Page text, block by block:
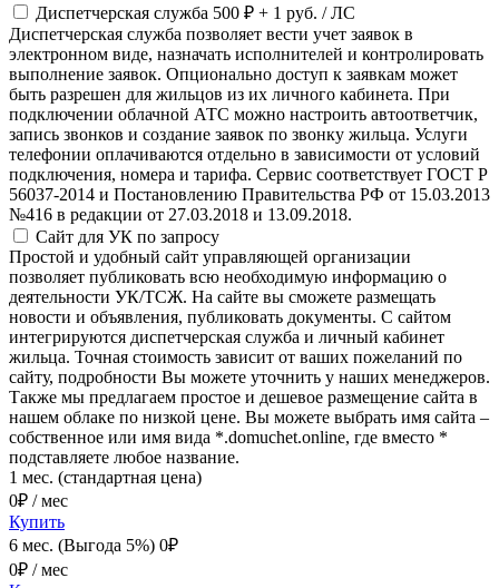
Диспетчерская служба 500 ₽ + 1 руб. / ЛС
Диспетчерская служба позволяет вести учет заявок в
электронном виде, назначать исполнителей и контролировать
выполнение заявок. Опционально доступ к заявкам может
быть разрешен для жильцов из их личного кабинета. При
подключении облачной АТС можно настроить автоответчик,
запись звонков и создание заявок по звонку жильца. Услуги
телефонии оплачиваются отдельно в зависимости от условий
подключения, номера и тарифа. Сервис соответствует ГОСТ Р
56037-2014 и Постановлению Правительства РФ от 15.03.2013
№416 в редакции от 27.03.2018 и 13.09.2018.
Сайт для УК по запросу
Простой и удобный сайт управляющей организации
позволяет публиковать всю необходимую информацию о
деятельности УК/ТСЖ. На сайте вы сможете размещать
новости и объявления, публиковать документы. С сайтом
интегрируются диспетчерская служба и личный кабинет
жильца. Точная стоимость зависит от ваших пожеланий по
сайту, подробности Вы можете уточнить у наших менеджеров.
Также мы предлагаем простое и дешевое размещение сайта в
нашем облаке по низкой цене. Вы можете выбрать имя сайта –
собственное или имя вида *.domuchet.online, где вместо *
подставляете любое название.
1 мес. (стандартная цена)
0₽ / мес
Купить
6 мес. (Выгода 5%) 0₽
0₽ / мес